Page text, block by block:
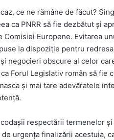
ce ne rămâne de făcut?
ca PNRR să fie dezbătut și
Comisiei Europene. Evitarea
la dispoziție pentru
negocieri obscure al celor
Forul Legislativ român să fie
și mai tare adevăratele
respectării termenelor
de urgența finalizării acestuia,